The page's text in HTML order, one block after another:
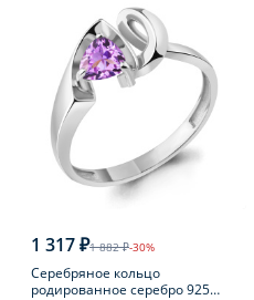
1 317 ₽1 882 ₽-30%
Серебряное кольцо
родированное серебро 925